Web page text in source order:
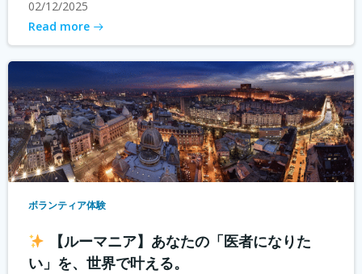
02/12/2025
Read more
ボランティア体験
【ルーマニア】あなたの「医者になりた
い」を、世界で叶える。